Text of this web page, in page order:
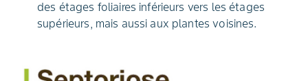
des étages foliaires inférieurs vers les étages
supérieurs, mais aussi aux plantes voisines.